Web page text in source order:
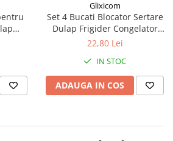
Glixicom
Set 4 Bucati Blocator Sertare
Dulap Frigider Congelator
Masina de Spalat Usa Cuptor
pentru Copii Multicolor 16,5
cm Inchidere cu Sistem
Clapita si Prindere
Autoadeziva
22,80 Lei
IN STOC
ADAUGA IN COS